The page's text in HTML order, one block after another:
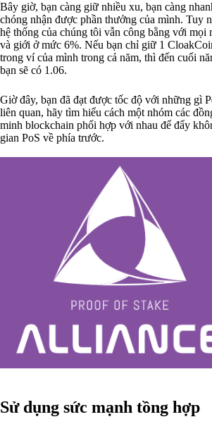
Bây giờ, bạn càng giữ nhiều xu, bạn càng
chóng nhận được phần thưởng của mình. Tuy
hệ thống của chúng tôi vẫn công bằng với mọi
và giới ở mức 6%. Nếu bạn chỉ giữ 1
trong ví của mình trong cả năm, thì đến cuối
bạn sẽ có 1.06.
Giờ đây, bạn đã đạt được tốc độ với những gì
liên quan, hãy tìm hiểu cách một nhóm các
minh blockchain phối hợp với nhau để đẩy
gian PoS về phía trước.
Sử dụng sức mạnh tồng hợp